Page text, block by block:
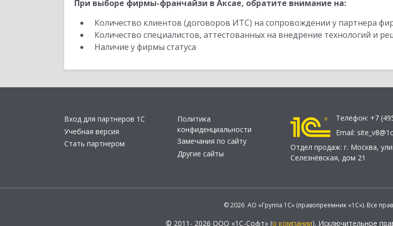
При выборе фирмы-франчайзи в Аксае, обратите внимание на:
Количество клиентов (договоров ИТС) на сопровождении у партнера
Количество специалистов, аттестованных на внедрение технологий и
Наличие у фирмы статуса
Вход для партнеров 1С
Учебная версия
Стать партнером
Политика
конфиденциальности
Замечания по сайту
Другие сайты
Телефон: +7
Email:
Отдел продаж: г. Москва,
Селезнёвская, дом 21
© 2026 АО «Группа 1С» (правопреемник «1С»). Все
© 2011- 2026 ООО «1С-Софт» (о компании). Исключительное